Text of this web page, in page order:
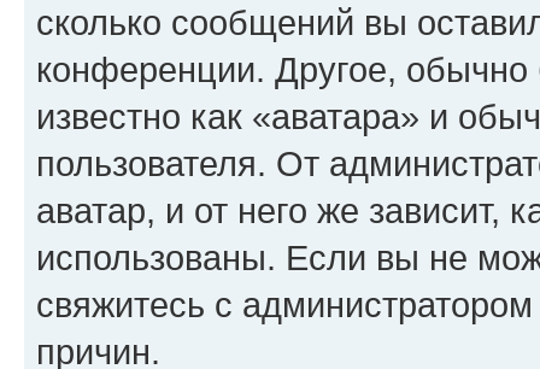
сколько сообщений вы
конференции. Другое,
известно как «аватара» и
пользователя. От
аватар, и от него же зависит,
использованы. Если вы не
свяжитесь с
причин.